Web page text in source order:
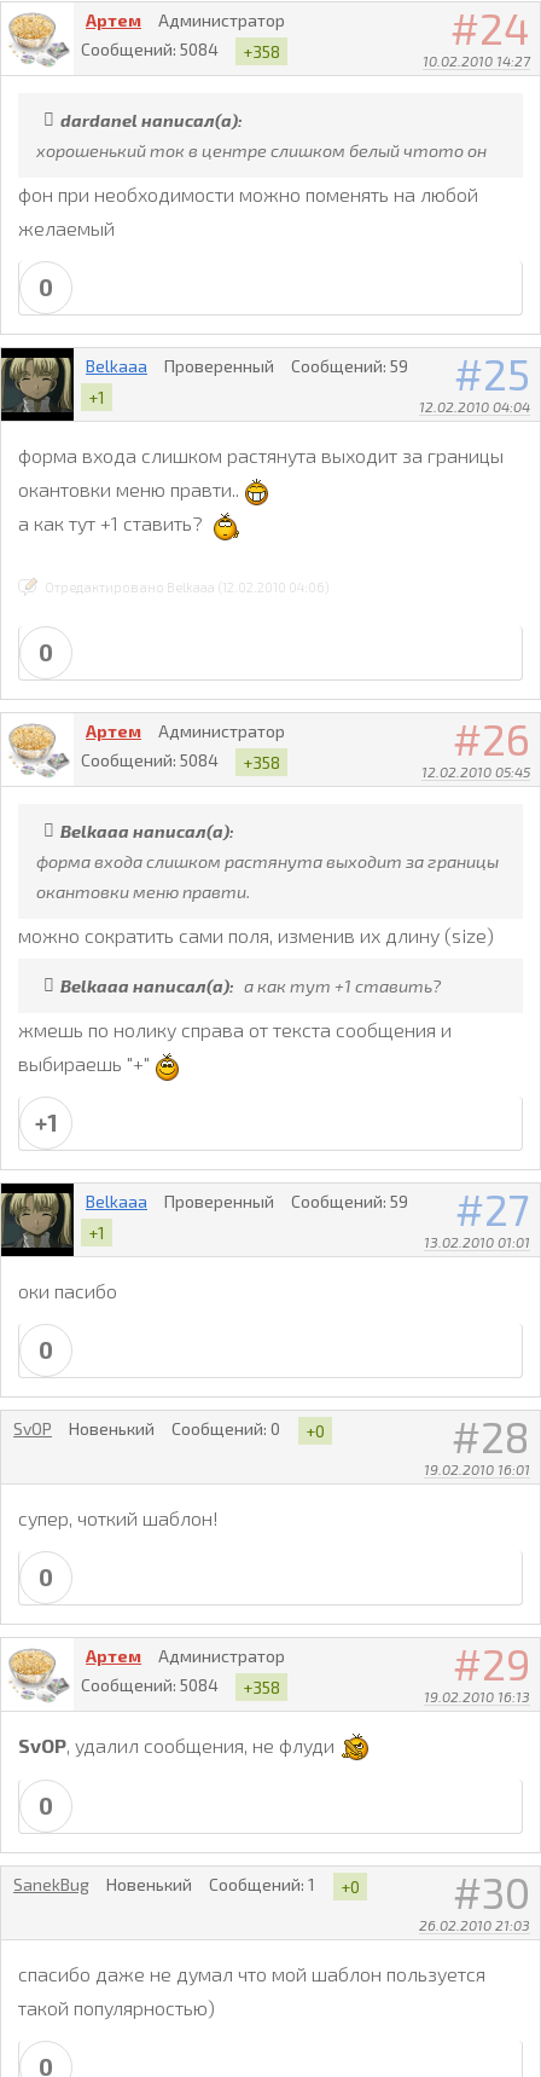
24
10.02.2010 14:27
Артем
Администратор
Сообщений: 5084 +358
dardanel написал(а):
хорошенький ток в центре слишком белый чтото он
фон при необходимости можно поменять на любой
желаемый
0
25
12.02.2010 04:04
Belkaaa Проверенный Сообщений: 59
+1
форма входа слишком растянута выходит за границы
окантовки меню правти..
а как тут +1 ставить?
Отредактировано Belkaaa (12.02.2010 04:06)
0
26
12.02.2010 05:45
Артем
Администратор
Сообщений: 5084 +358
Belkaaa написал(а):
форма входа слишком растянута выходит за границы
окантовки меню правти.
можно сократить сами поля, изменив их длину (size)
Belkaaa написал(а): а как тут +1 ставить?
жмешь по нолику справа от текста сообщения и
выбираешь "+"
+1
27
13.02.2010 01:01
Belkaaa Проверенный Сообщений: 59
+1
оки пасибо
0
28
19.02.2010 16:01
SvOP Новенький Сообщений: 0 +0
супер, чоткий шаблон!
0
29
19.02.2010 16:13
Артем
Администратор
Сообщений: 5084 +358
SvOP, удалил сообщения, не флуди
0
30
26.02.2010 21:03
SanekBug Новенький Сообщений: 1 +0
спасибо даже не думал что мой шаблон пользуется
такой популярностью)
0